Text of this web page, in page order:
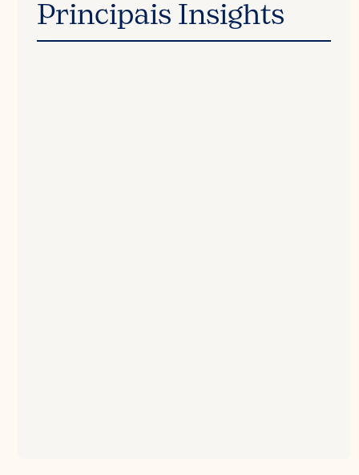
Principais Insights